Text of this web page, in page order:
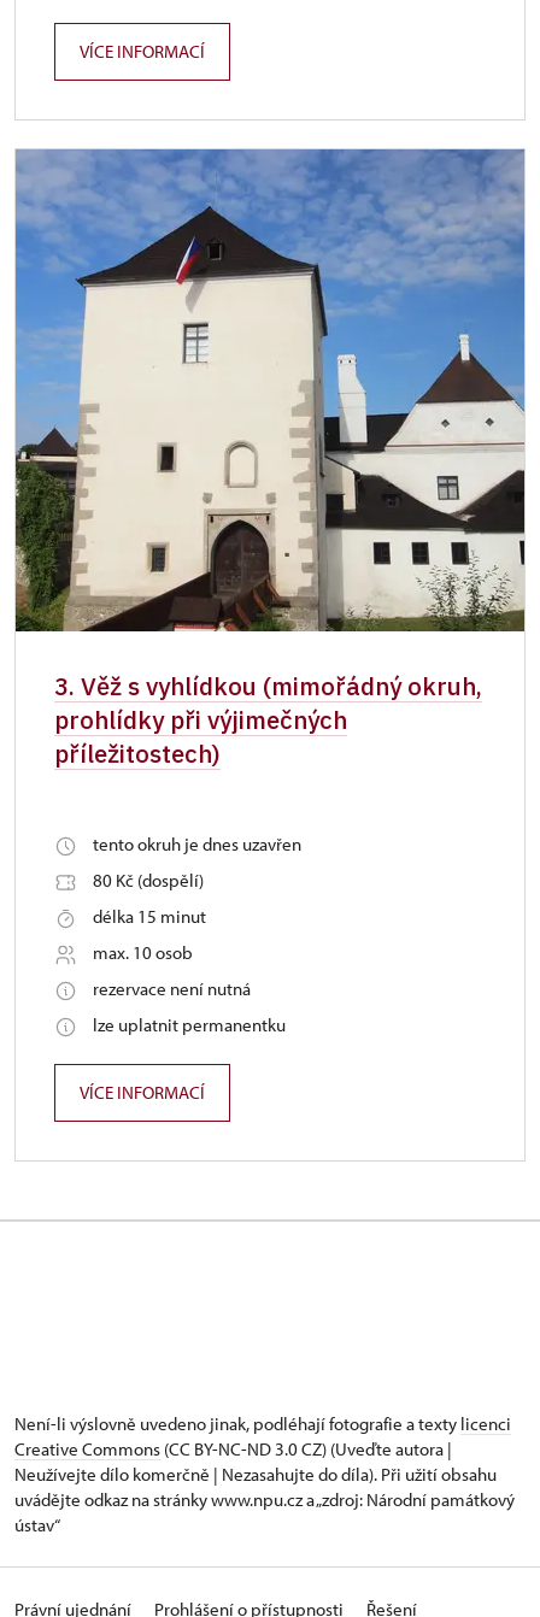
VÍCE INFORMACÍ
3. Věž s vyhlídkou (mimořádný okruh,
prohlídky při výjimečných
příležitostech)
tento okruh je dnes uzavřen
80 Kč (dospělí)
délka 15 minut
max. 10 osob
rezervace není nutná
lze uplatnit permanentku
VÍCE INFORMACÍ
Není-li výslovně uvedeno jinak, podléhají fotografie a texty licenci
Creative Commons (CC BY-NC-ND 3.0 CZ) (Uveďte autora |
Neužívejte dílo komerčně | Nezasahujte do díla). Při užití obsahu
uvádějte odkaz na stránky www.npu.cz a „zdroj: Národní památkový
ústav“
Právní ujednání Prohlášení o přístupnosti Řešení